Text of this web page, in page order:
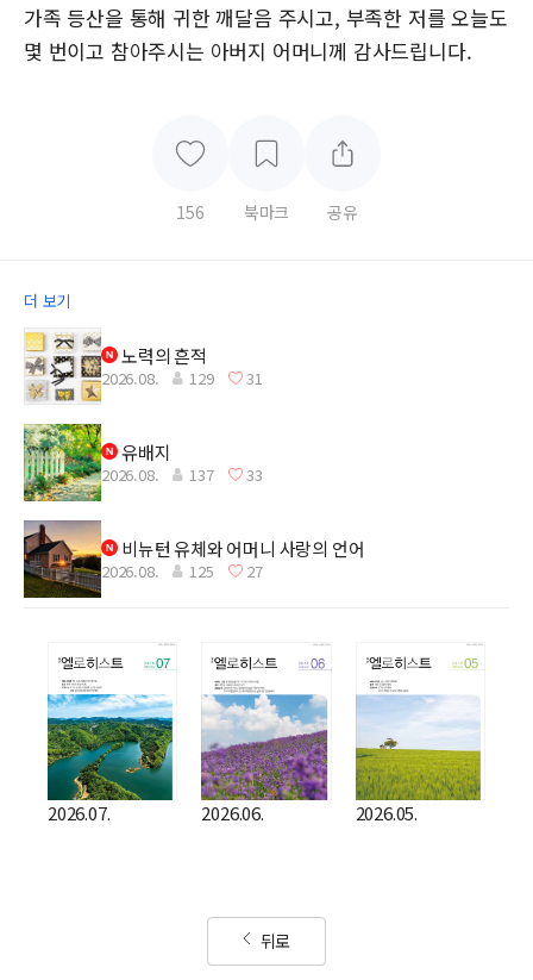
가족 등산을 통해 귀한 깨달음 주시고, 부족한 저를 오늘도
몇 번이고 참아주시는 아버지 어머니께 감사드립니다.
156 북마크 공유
더 보기
노력의 흔적
2026.08. 129 31
유배지
2026.08. 137 33
비뉴턴 유체와 어머니 사랑의 언어
2026.08. 125 27
2026.07. 2026.06. 2026.05.
뒤로